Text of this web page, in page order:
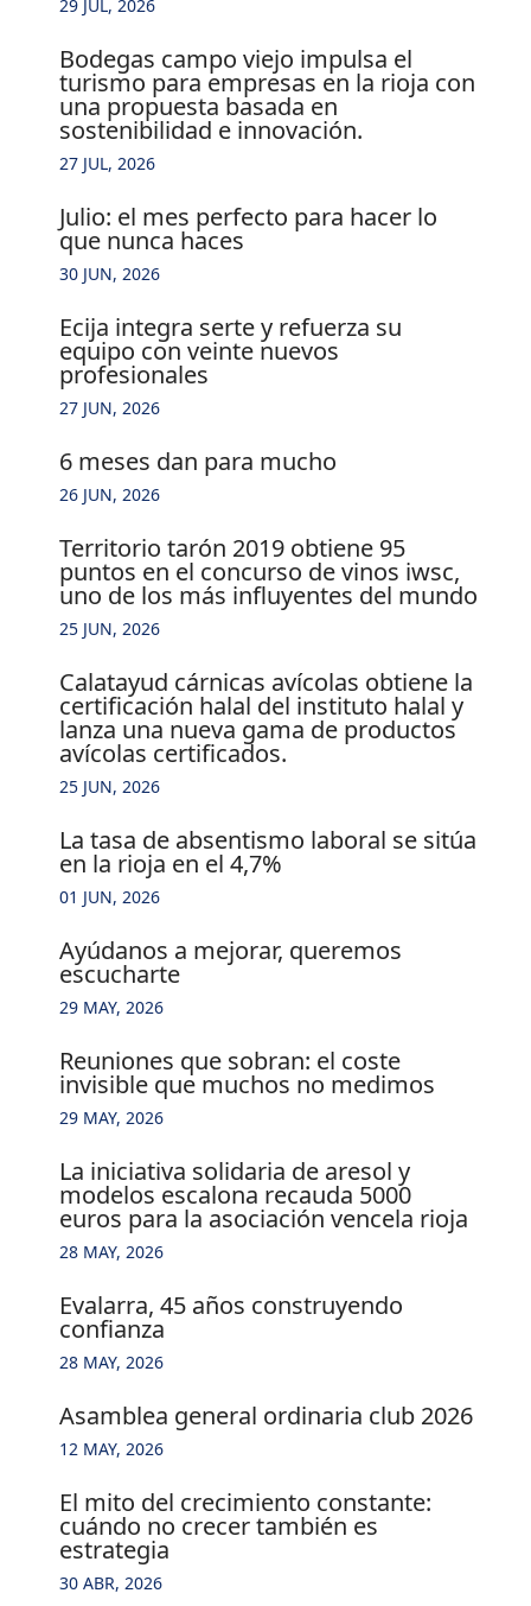
29 JUL, 2026
bodegas campo viejo impulsa el
turismo para empresas en la rioja con
una propuesta basada en
sostenibilidad e innovación.
27 JUL, 2026
julio: el mes perfecto para hacer lo
que nunca haces
30 JUN, 2026
ecija integra serte y refuerza su
equipo con veinte nuevos
profesionales
27 JUN, 2026
6 meses dan para mucho
26 JUN, 2026
territorio tarón 2019 obtiene 95
puntos en el concurso de vinos iwsc,
uno de los más influyentes del mundo
25 JUN, 2026
calatayud cárnicas avícolas obtiene la
certificación halal del instituto halal y
lanza una nueva gama de productos
avícolas certificados.
25 JUN, 2026
la tasa de absentismo laboral se sitúa
en la rioja en el 4,7%
01 JUN, 2026
ayúdanos a mejorar, queremos
escucharte
29 MAY, 2026
reuniones que sobran: el coste
invisible que muchos no medimos
29 MAY, 2026
la iniciativa solidaria de aresol y
modelos escalona recauda 5000
euros para la asociación vencela rioja
28 MAY, 2026
evalarra, 45 años construyendo
confianza
28 MAY, 2026
asamblea general ordinaria club 2026
12 MAY, 2026
el mito del crecimiento constante:
cuándo no crecer también es
estrategia
30 ABR, 2026